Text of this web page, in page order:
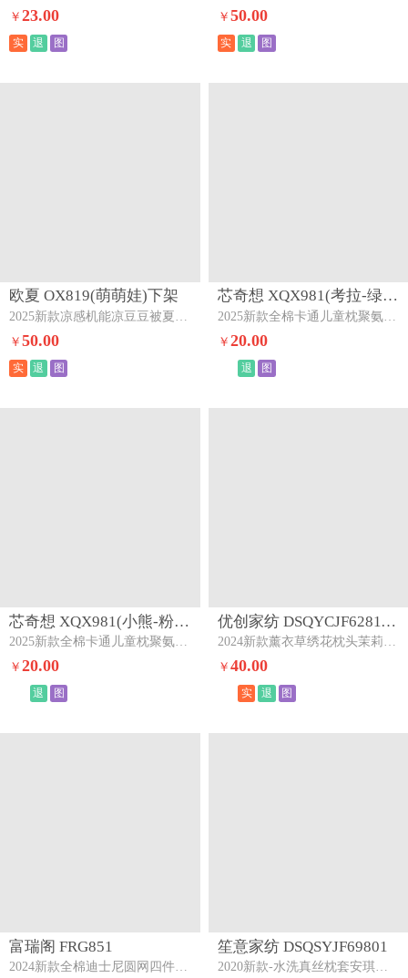
￥23.00
实 退 图
￥ 50.00
实 退 图
欧夏 OX819(萌萌娃)下架
2025新款凉感机能凉豆豆被夏被夏季夏凉被空调被直播供货萌萌娃
￥50.00
实 退 图
芯奇想 XQX981(考拉-绿色)下架
2025新款全棉卡通儿童枕聚氨酯慢回弹枕芯枕头考拉-绿色
￥ 20.00
退 图
芯奇想 XQX981(小熊-粉色)下架
2025新款全棉卡通儿童枕聚氨酯慢回弹枕芯枕头小熊-粉色
￥20.00
退 图
优创家纺 DSQYCJF62811(薰衣草两个装)下架
2024新款薰衣草绣花枕头茉莉刺绣枕芯薰衣草两个装
￥ 40.00
实 退 图
富瑞阁 FRG851
2024新款全棉迪士尼圆网四件套甜美黛丝
笙意家纺 DSQSYJF69801
2020新款-水洗真丝枕套安琪拉-香槟